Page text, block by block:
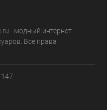
- модный интернет-
Все права